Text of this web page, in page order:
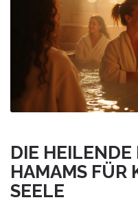
DIE HEILENDE
HAMAMS FÜR
SEELE